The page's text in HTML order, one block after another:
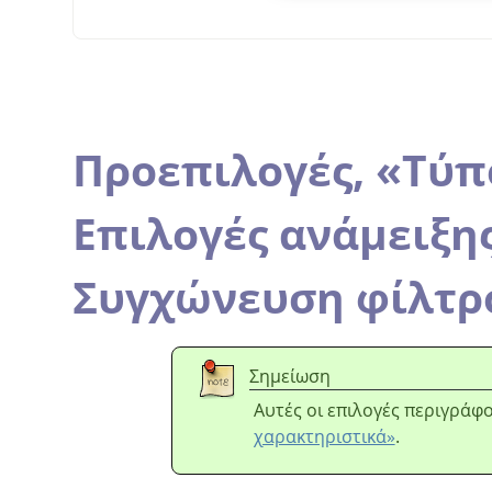
Προεπιλογές, «
Επιλογές
Συγχώνευση
Σημείωση
Αυτές οι επιλογές
χαρακτηριστικά».